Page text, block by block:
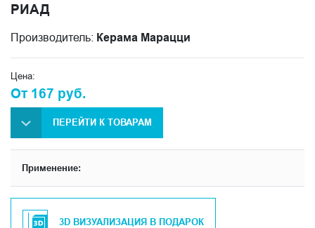
РИАД
Производитель: Керама Марацци
Цена:
От 167 руб.
ПЕРЕЙТИ К ТОВАРАМ
Применение:
3D ВИЗУАЛИЗАЦИЯ В ПОДАРОК